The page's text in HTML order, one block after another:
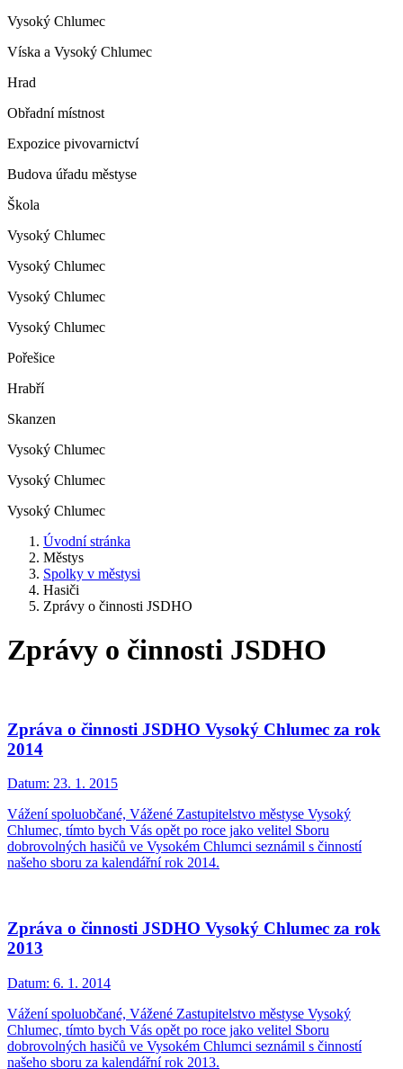
Vysoký Chlumec
Víska a Vysoký Chlumec
Hrad
Obřadní místnost
Expozice pivovarnictví
Budova úřadu městyse
Škola
Vysoký Chlumec
Vysoký Chlumec
Vysoký Chlumec
Vysoký Chlumec
Pořešice
Hrabří
Skanzen
Vysoký Chlumec
Vysoký Chlumec
Vysoký Chlumec
Úvodní stránka
Městys
Spolky v městysi
Hasiči
Zprávy o činnosti JSDHO
Zprávy o činnosti JSDHO
Zpráva o činnosti JSDHO Vysoký Chlumec za rok
2014
Datum: 23. 1. 2015
Vážení spoluobčané, Vážené Zastupitelstvo městyse Vysoký
Chlumec, tímto bych Vás opět po roce jako velitel Sboru
dobrovolných hasičů ve Vysokém Chlumci seznámil s činností
našeho sboru za kalendářní rok 2014.
Zpráva o činnosti JSDHO Vysoký Chlumec za rok
2013
Datum: 6. 1. 2014
Vážení spoluobčané, Vážené Zastupitelstvo městyse Vysoký
Chlumec, tímto bych Vás opět po roce jako velitel Sboru
dobrovolných hasičů ve Vysokém Chlumci seznámil s činností
našeho sboru za kalendářní rok 2013.